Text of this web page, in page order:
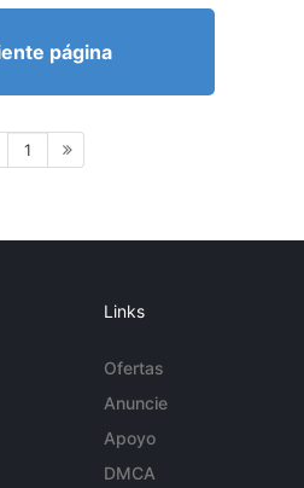
página
1
Links
Ofertas
Anuncie
Apoyo
DMCA